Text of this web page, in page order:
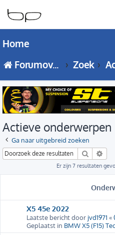
Home
Forumoverzicht
Zoek
Actieve onderwerpen
Ga naar uitgebreid zoeken
Zoek
Er zijn 7 resultaten
X5 45e 2022
Laatste bericht door jvd1971 «
Geplaatst in BMW X5 (F15)